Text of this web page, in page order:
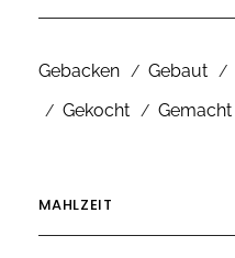
Gebacken Gebaut
Gekocht
Gemacht
MAHLZEIT